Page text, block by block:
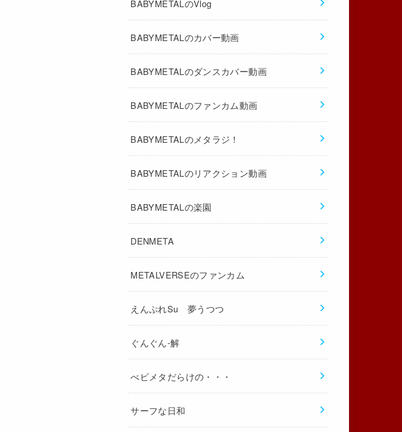
BABYMETALのVlog
BABYMETALのカバー動画
BABYMETALのダンスカバー動画
BABYMETALのファンカム動画
BABYMETALのメタラジ！
BABYMETALのリアクション動画
BABYMETALの楽園
DENMETA
METALVERSEのファンカム
えんぷれSu 夢うつつ
ぐんぐん-解
べビメタだらけの・・・
サーフな日和